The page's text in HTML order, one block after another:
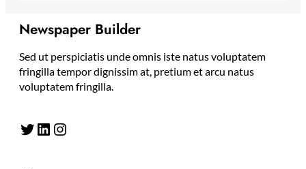
Newspaper Builder
Sed ut perspiciatis unde omnis iste natus voluptatem
fringilla tempor dignissim at, pretium et arcu natus
voluptatem fringilla.
Twitter LinkedIn Instagram